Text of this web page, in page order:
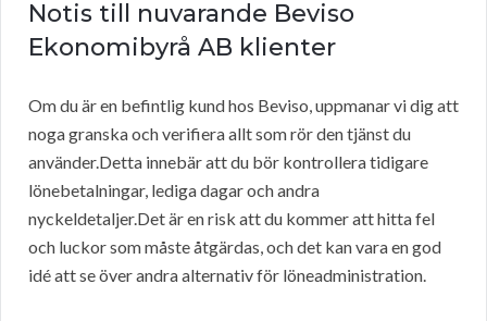
Notis till nuvarande Beviso
Ekonomibyrå AB klienter
Om du är en befintlig kund hos Beviso, uppmanar vi dig att
noga granska och verifiera allt som rör den tjänst du
använder.Detta innebär att du bör kontrollera tidigare
lönebetalningar, lediga dagar och andra
nyckeldetaljer.Det är en risk att du kommer att hitta fel
och luckor som måste åtgärdas, och det kan vara en god
idé att se över andra alternativ för löneadministration.